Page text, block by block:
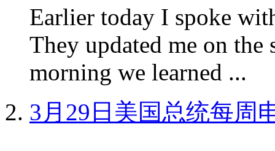
Earlier today I spoke
They updated me on the
morning we learned ...
3月29日美国总统每周